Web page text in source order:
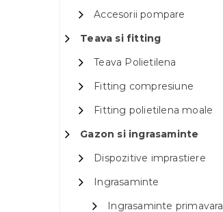
Accesorii pompare
Teava si fitting
Teava Polietilena
Fitting compresiune
Fitting polietilena moale
Gazon si ingrasaminte
Dispozitive imprastiere
Ingrasaminte
Ingrasaminte primavara